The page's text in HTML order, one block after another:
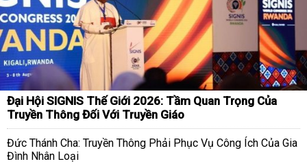
Đại Hội SIGNIS Thế Giới 2026: Tầm Quan Trọng Của
Truyền Thông Đối Với Truyền Giáo
Đức Thánh Cha: Truyền Thông Phải Phục Vụ Công Ích Của Gia
Đình Nhân Loại